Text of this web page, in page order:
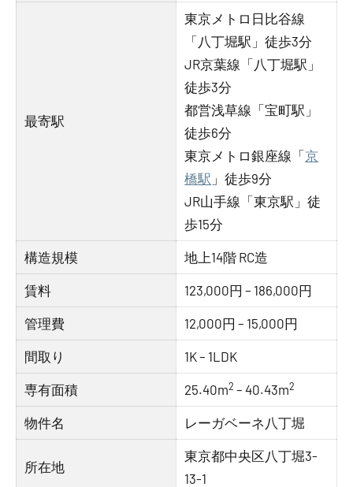
最寄駅
東京メトロ日比谷線
「八丁堀駅」徒歩3分
JR京葉線「八丁堀駅」
徒歩3分
都営浅草線「宝町駅」
徒歩6分
東京メトロ銀座線「京
橋駅 」徒歩9分
JR山手線「東京駅」徒
歩15分
構造規模 地上14階 RC造
賃料 123,000円 – 186,000円
管理費 12,000円 – 15,000円
間取り 1K – 1LDK
専有面積 25.40m2 – 40.43m2
物件名 レーガベーネ八丁堀
所在地
東京都中央区八丁堀3-
13-1